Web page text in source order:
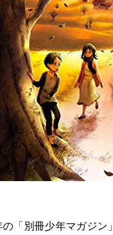
「別冊少年マガジン